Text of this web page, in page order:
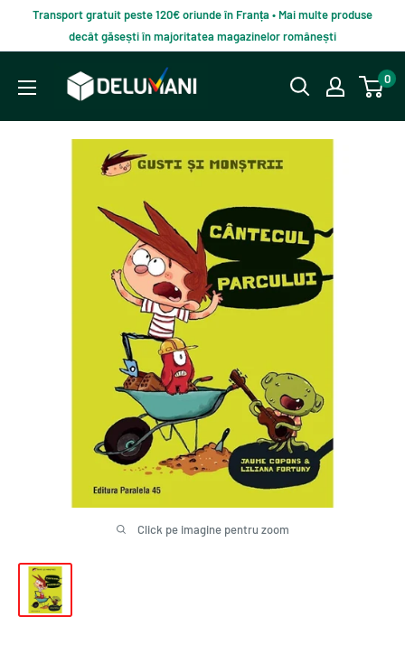
continut
Transport gratuit peste 120€ oriunde în Franța • Mai multe produse
decât găsești în majoritatea magazinelor românești
Delumani
Magazin
românesc
0
Click pe imagine pentru zoom